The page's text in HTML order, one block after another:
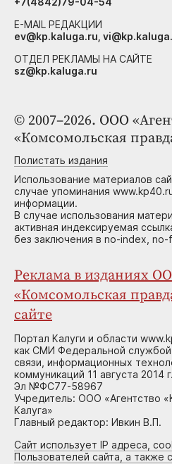
© 2007–2026. ООО
«Комсомольская
Полистать издания
Использование материалов
случае упоминания
информации.
В случае использования
активная индексируемая
без заключения в no-index, no-
Реклама в изданиях
«Комсомольская
сайте
Портал Калуги и области
как СМИ Федеральной
связи, информационных
коммуникаций 11 августа 2014
Эл №ФС77-58967
Учредитель: ООО «Агентство
Калуга»
Главный редактор: Ивкин В.П.
Сайт использует IP адреса,
Пользователей сайта, а также
E-MAIL РЕДАКЦИИ
ev@kp.kaluga.ru,
ОТДЕЛ РЕКЛАМЫ НА САЙТЕ
sz@kp.kaluga.ru